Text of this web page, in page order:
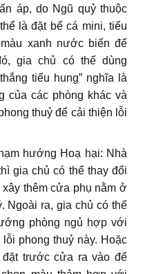
áp, do Ngũ quỷ thuộc
là đặt bể cá mini, tiểu
xanh nước biển để
gia chủ có thể dùng
tiểu hung” nghĩa là
của các phòng khác và
thuỷ để cải thiện lỗi
hướng Hoạ hại: Nhà
gia chủ có thể thay đổi
thêm cửa phụ nằm ở
Ngoài ra, gia chủ có thể
phòng ngủ hợp với
phong thuỷ này. Hoặc
trước cửa ra vào để